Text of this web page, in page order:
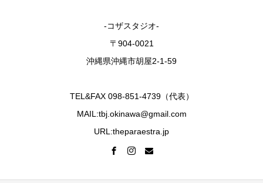
-コザスタジオ-
〒904-0021
沖縄県沖縄市胡屋2-1-59
TEL&FAX 098-851-4739（代表）
MAIL:tbj.okinawa@gmail.com
URL:theparaestra.jp